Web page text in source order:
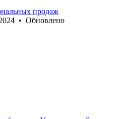
продаж
• Обновлено